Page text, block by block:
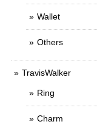
Wallet
Others
TravisWalker
Ring
Charm